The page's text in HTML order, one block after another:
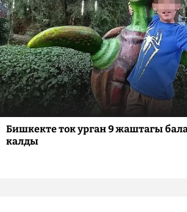
Бишкекте ток урган 9 жаштагы
калды